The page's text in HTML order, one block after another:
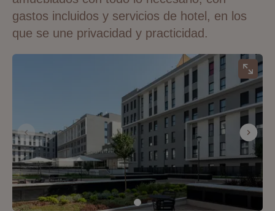
gastos incluidos y servicios de hotel, en los
que se une privacidad y practicidad.